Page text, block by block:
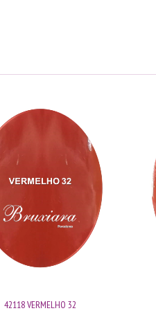
42118 VERMELHO 32